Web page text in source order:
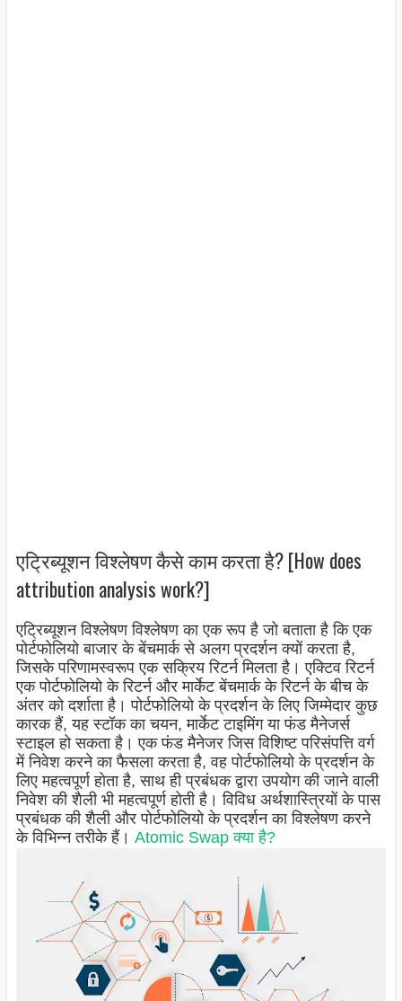
एट्रिब्यूशन विश्लेषण कैसे काम करता है? [How does
attribution analysis work?]
एट्रिब्यूशन विश्लेषण विश्लेषण का एक रूप है जो बताता है कि एक
पोर्टफोलियो बाजार के बेंचमार्क से अलग प्रदर्शन क्यों करता है,
जिसके परिणामस्वरूप एक सक्रिय रिटर्न मिलता है। एक्टिव रिटर्न
एक पोर्टफोलियो के रिटर्न और मार्केट बेंचमार्क के रिटर्न के बीच के
अंतर को दर्शाता है। पोर्टफोलियो के प्रदर्शन के लिए जिम्मेदार कुछ
कारक हैं, यह स्टॉक का चयन, मार्केट टाइमिंग या फंड मैनेजर्स
स्टाइल हो सकता है। एक फंड मैनेजर जिस विशिष्ट परिसंपत्ति वर्ग
में निवेश करने का फैसला करता है, वह पोर्टफोलियो के प्रदर्शन के
लिए महत्वपूर्ण होता है, साथ ही प्रबंधक द्वारा उपयोग की जाने वाली
निवेश की शैली भी महत्वपूर्ण होती है। विविध अर्थशास्त्रियों के पास
प्रबंधक की शैली और पोर्टफोलियो के प्रदर्शन का विश्लेषण करने
के विभिन्न तरीके हैं। Atomic Swap क्या है?